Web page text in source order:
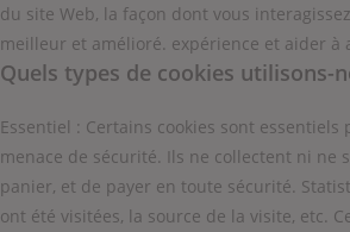
du site Web, la façon dont vous
meilleur et amélioré. expérience et aider à
Quels types de cookies utilisons-
Essentiel : Certains cookies sont
menace de sécurité. Ils ne collectent ni ne
panier, et de payer en toute sécurité.
ont été visitées, la source de la visite, etc.